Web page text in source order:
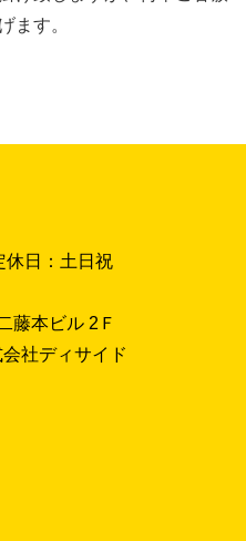
ます。
日：土日祝
藤本ビル 2Ｆ
社ディサイド